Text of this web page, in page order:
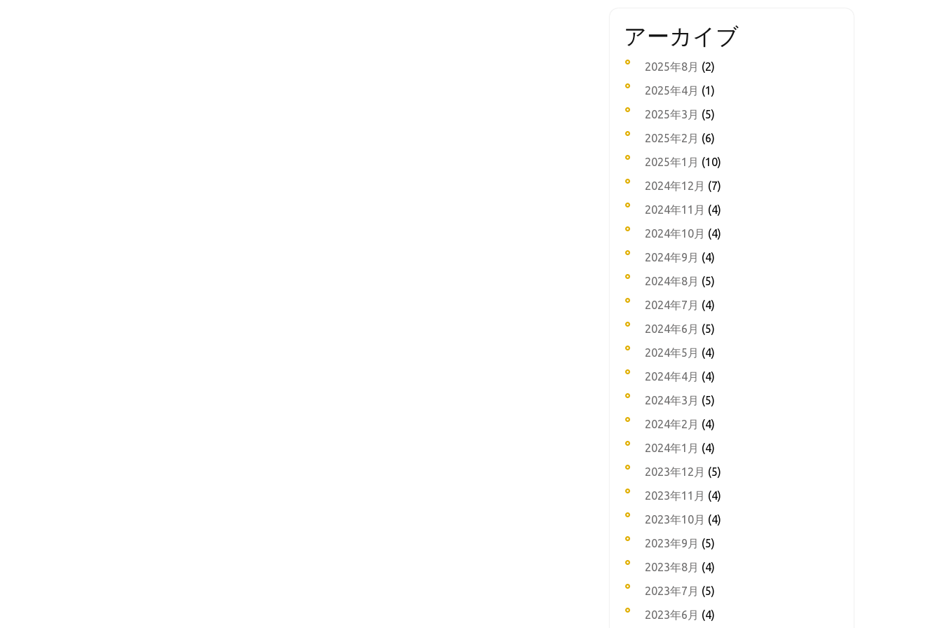
アーカイブ
2025年8月 (2)
2025年4月 (1)
2025年3月 (5)
2025年2月 (6)
2025年1月 (10)
2024年12月 (7)
2024年11月 (4)
2024年10月 (4)
2024年9月 (4)
2024年8月 (5)
2024年7月 (4)
2024年6月 (5)
2024年5月 (4)
2024年4月 (4)
2024年3月 (5)
2024年2月 (4)
2024年1月 (4)
2023年12月 (5)
2023年11月 (4)
2023年10月 (4)
2023年9月 (5)
2023年8月 (4)
2023年7月 (5)
2023年6月 (4)